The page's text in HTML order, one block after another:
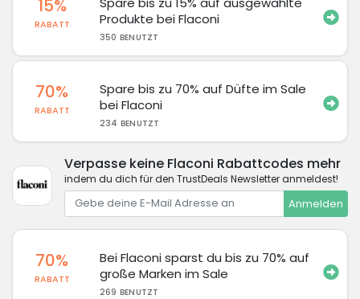
15%
RABATT
Produkte bei Flaconi
350 BENUTZT
70%
RABATT
Spare bis zu 70% auf Düfte im Sale
bei Flaconi
234 BENUTZT
Verpasse keine Flaconi Rabattcodes mehr
indem du dich für den TrustDeals Newsletter anmeldest!
Anmelden
70%
RABATT
Bei Flaconi sparst du bis zu 70% auf
große Marken im Sale
269 BENUTZT